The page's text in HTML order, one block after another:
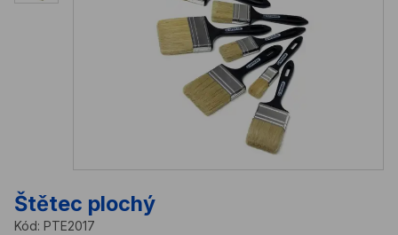
Štětec plochý
Kód: PTE2017